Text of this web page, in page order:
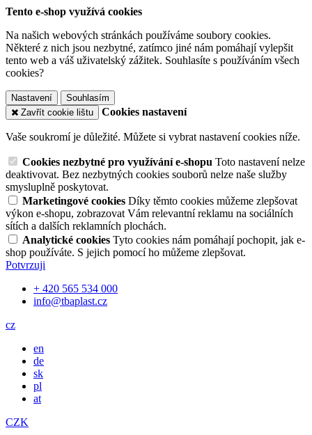
Tento e-shop využívá cookies
Na našich webových stránkách používáme soubory cookies.
Některé z nich jsou nezbytné, zatímco jiné nám pomáhají vylepšit
tento web a váš uživatelský zážitek. Souhlasíte s používáním všech
cookies?
Nastavení
Souhlasím
Zavřít cookie lištu
Cookies nastavení
Vaše soukromí je důležité. Můžete si vybrat nastavení cookies níže.
Cookies nezbytné pro využívání e-shopu Toto nastavení nelze
deaktivovat. Bez nezbytných cookies souborů nelze naše služby
smysluplně poskytovat.
Marketingové cookies Díky těmto cookies můžeme zlepšovat
výkon e-shopu, zobrazovat Vám relevantní reklamu na sociálních
sítích a dalších reklamních plochách.
Analytické cookies Tyto cookies nám pomáhají pochopit, jak e-
shop používáte. S jejich pomocí ho můžeme zlepšovat.
Potvrzuji
+ 420 565 534 000
info@tbaplast.cz
cz
en
de
sk
pl
at
CZK